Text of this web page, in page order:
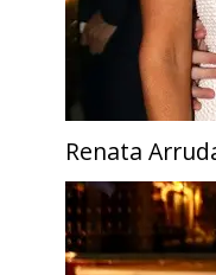
Renata